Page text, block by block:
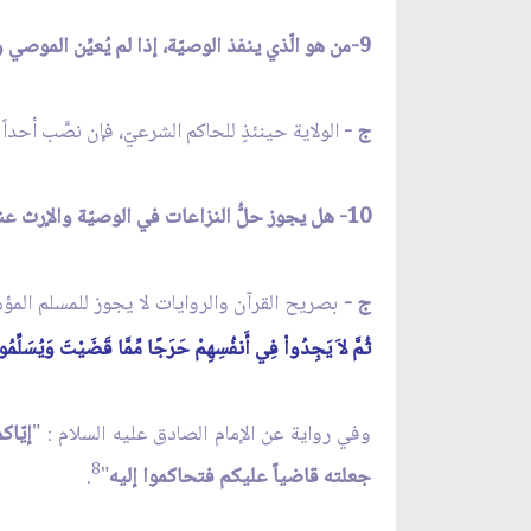
9-من هو الّذي ينفذ الوصيّة، إذا لم يُعيِّن الموصي وصيّاً؟
ج - الولاية حينئذٍ للحاكم الشرعيّ، فإن نصَّب
10- هل يجوز حلُّ النزاعات في الوصيّة والإرث عند الدولة الّتي لا تعتمد الشرع بل تعتمد القانون المدنيّ الوضعيّ؟
ج - بصريح القرآن والروايات لا يجوز للمسلم
ثُمَّ لاَ يَجِدُواْ فِي أَنفُسِهِمْ حَرَجًا مِّمَّا قَضَيْتَ
وفي رواية عن الإمام الصادق عليه السلام : "
جعلته قاضياً عليكم فتحاكموا إليه"
8
.